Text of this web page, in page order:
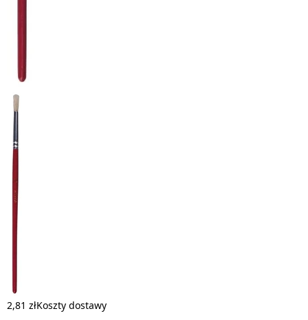
2,81 złKoszty dostawy